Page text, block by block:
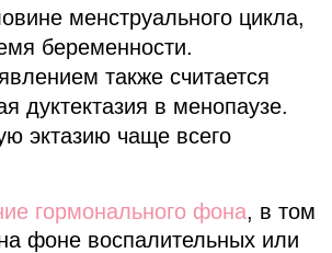
менструального цикла,
беременности.
также считается
дуктектазия в менопаузе.
эктазию чаще всего
гормонального фона, в том
фоне воспалительных или